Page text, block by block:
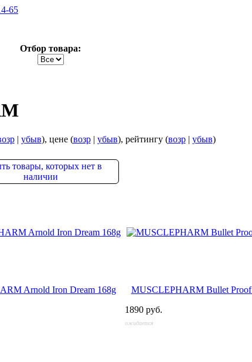
65
Отбор товара:
| убыв), цене (возр| убыв), рейтингу (возр| убыв)
товары, которых нет в
наличии
Arnold Iron Dream 168g
MUSCLEPHARM Bullet Proof
1890 руб.
ожидается